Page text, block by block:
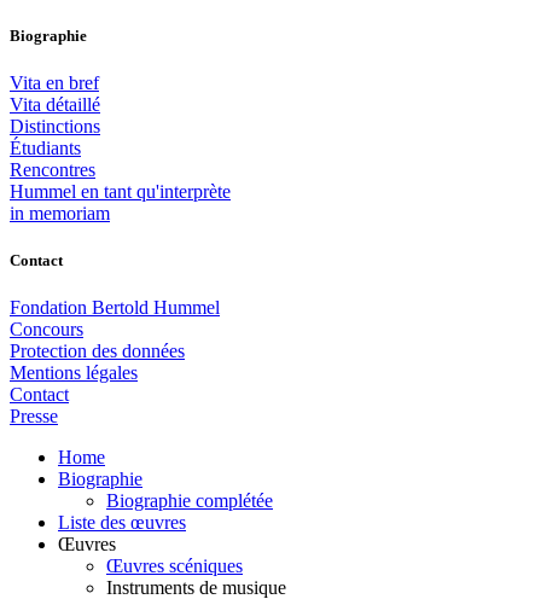
Biographie
Vita en bref
Vita détaillé
Distinctions
Étudiants
Rencontres
Hummel en tant qu'interprète
in memoriam
Contact
Fondation Bertold Hummel
Concours
Protection des données
Mentions légales
Contact
Presse
Home
Biographie
Biographie complétée
Liste des œuvres
Œuvres
Œuvres scéniques
Instruments de musique